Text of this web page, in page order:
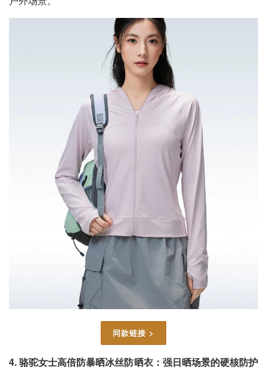
同款链接 >
4. 骆驼女士高倍防暴晒冰丝防晒衣：强日晒场景的硬核防护